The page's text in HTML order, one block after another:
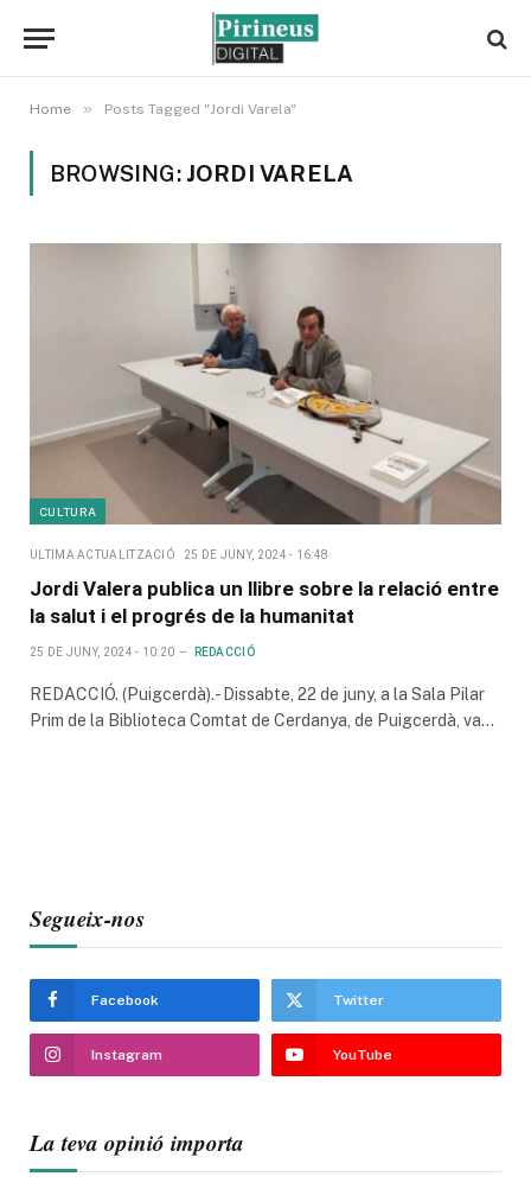
Home » Posts Tagged "Jordi Varela"
BROWSING: JORDI VARELA
CULTURA
ULTIMA ACTUALITZACIÓ 25 DE JUNY, 2024 - 16:48
Jordi Valera publica un llibre sobre la relació entre
la salut i el progrés de la humanitat
25 DE JUNY, 2024 - 10:20 REDACCIÓ
REDACCIÓ. (Puigcerdà).- Dissabte, 22 de juny, a la Sala Pilar
Prim de la Biblioteca Comtat de Cerdanya, de Puigcerdà, va…
Segueix-nos
Facebook Twitter
Instagram YouTube
La teva opinió importa